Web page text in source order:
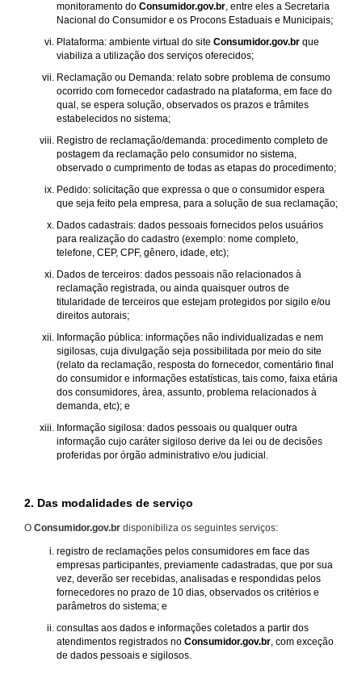
monitoramento do Consumidor.gov.br, entre eles a Secretaria
Nacional do Consumidor e os Procons Estaduais e Municipais;
Plataforma: ambiente virtual do site Consumidor.gov.br que
viabiliza a utilização dos serviços oferecidos;
Reclamação ou Demanda: relato sobre problema de consumo
ocorrido com fornecedor cadastrado na plataforma, em face do
qual, se espera solução, observados os prazos e trâmites
estabelecidos no sistema;
Registro de reclamação/demanda: procedimento completo de
postagem da reclamação pelo consumidor no sistema,
observado o cumprimento de todas as etapas do procedimento;
Pedido: solicitação que expressa o que o consumidor espera
que seja feito pela empresa, para a solução de sua reclamação;
Dados cadastrais: dados pessoais fornecidos pelos usuários
para realização do cadastro (exemplo: nome completo,
telefone, CEP, CPF, gênero, idade, etc);
Dados de terceiros: dados pessoais não relacionados à
reclamação registrada, ou ainda quaisquer outros de
titularidade de terceiros que estejam protegidos por sigilo e/ou
direitos autorais;
Informação pública: informações não individualizadas e nem
sigilosas, cuja divulgação seja possibilitada por meio do site
(relato da reclamação, resposta do fornecedor, comentário final
do consumidor e informações estatísticas, tais como, faixa etária
dos consumidores, área, assunto, problema relacionados à
demanda, etc); e
Informação sigilosa: dados pessoais ou qualquer outra
informação cujo caráter sigiloso derive da lei ou de decisões
proferidas por órgão administrativo e/ou judicial.
2. Das modalidades de serviço
O Consumidor.gov.br disponibiliza os seguintes serviços:
registro de reclamações pelos consumidores em face das
empresas participantes, previamente cadastradas, que por sua
vez, deverão ser recebidas, analisadas e respondidas pelos
fornecedores no prazo de 10 dias, observados os critérios e
parâmetros do sistema; e
consultas aos dados e informações coletados a partir dos
atendimentos registrados no Consumidor.gov.br , com exceção
de dados pessoais e sigilosos.